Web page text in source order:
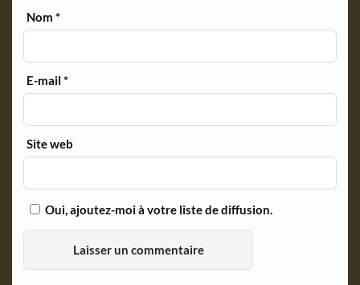
Nom*
E-mail*
Site web
Oui, ajoutez-moi à votre liste de diffusion.